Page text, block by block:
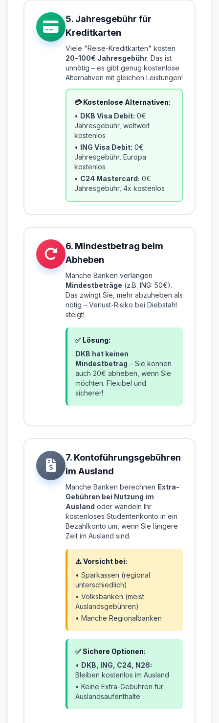
5. Jahresgebühr für
Kreditkarten
Viele "Reise-Kreditkarten" kosten
20-100€ Jahresgebühr. Das ist
unnötig – es gibt genug kostenlose
Alternativen mit gleichen Leistungen!
💳 Kostenlose Alternativen:
• DKB Visa Debit: 0€
Jahresgebühr, weltweit
kostenlos
• ING Visa Debit: 0€
Jahresgebühr, Europa
kostenlos
• C24 Mastercard: 0€
Jahresgebühr, 4x kostenlos
6. Mindestbetrag beim
Abheben
Manche Banken verlangen
Mindestbeträge (z.B. ING: 50€).
Das zwingt Sie, mehr abzuheben als
nötig – Verlust-Risiko bei Diebstahl
steigt!
✅ Lösung:
DKB hat keinen
Mindestbetrag – Sie können
auch 20€ abheben, wenn Sie
möchten. Flexibel und
sicherer!
7. Kontoführungsgebühren
im Ausland
Manche Banken berechnen Extra-
Gebühren bei Nutzung im
Ausland oder wandeln Ihr
kostenloses Studentenkonto in ein
Bezahlkonto um, wenn Sie längere
Zeit im Ausland sind.
⚠️ Vorsicht bei:
• Sparkassen (regional
unterschiedlich)
• Volksbanken (meist
Auslandsgebühren)
• Manche Regionalbanken
✅ Sichere Optionen:
• DKB, ING, C24, N26:
Bleiben kostenlos im Ausland
• Keine Extra-Gebühren für
Auslandsaufenthalte